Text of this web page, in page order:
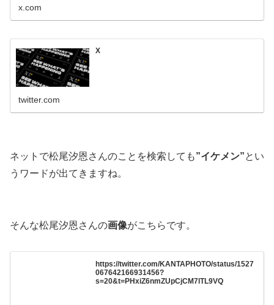
x.com
X
twitter.com
ネットで松尾汐恩さんのことを検索しても”イケメン”とい
うワードが出てきますね。
そんな松尾汐恩さんの画像がこちらです。
https://twitter.com/KANTAPHOTO/status/1527
067642166931456?
s=20&t=PHxiZ6nmZUpCjCM7lTL9VQ